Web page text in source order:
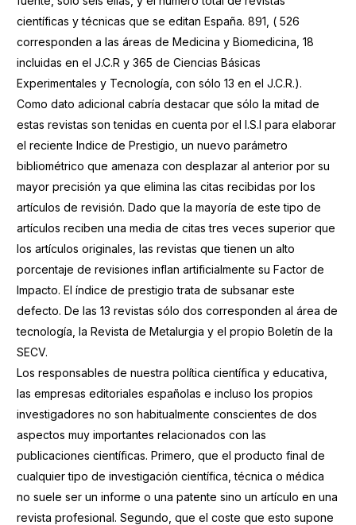
científicas y técnicas que se editan España. 891, ( 526
corresponden a las áreas de Medicina y Biomedicina, 18
incluidas en el J.C.R y 365 de Ciencias Básicas
Experimentales y Tecnología, con sólo 13 en el J.C.R.).
Como dato adicional cabría destacar que sólo la mitad de
estas revistas son tenidas en cuenta por el I.S.I para elaborar
el reciente Indice de Prestigio, un nuevo parámetro
bibliométrico que amenaza con desplazar al anterior por su
mayor precisión ya que elimina las citas recibidas por los
artículos de revisión. Dado que la mayoría de este tipo de
artículos reciben una media de citas tres veces superior que
los artículos originales, las revistas que tienen un alto
porcentaje de revisiones inflan artificialmente su Factor de
Impacto. El índice de prestigio trata de subsanar este
defecto. De las 13 revistas sólo dos corresponden al área de
tecnología, la Revista de Metalurgia y el propio Boletín de la
SECV.
Los responsables de nuestra política científica y educativa,
las empresas editoriales españolas e incluso los propios
investigadores no son habitualmente conscientes de dos
aspectos muy importantes relacionados con las
publicaciones científicas. Primero, que el producto final de
cualquier tipo de investigación científica, técnica o médica
no suele ser un informe o una patente sino un artículo en una
revista profesional. Segundo, que el coste que esto supone